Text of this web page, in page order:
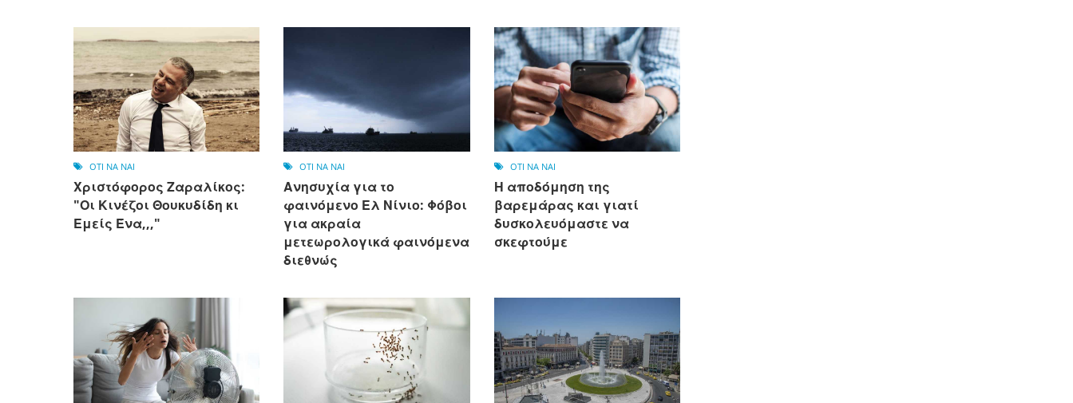
OTI NA NAI
Χριστόφορος Ζαραλίκος:
"Οι Κινέζοι Θουκυδίδη κι
Εμείς Ένα,,,"
OTI NA NAI
Ανησυχία για το
φαινόμενο Ελ Νίνιο: Φόβοι
για ακραία
μετεωρολογικά φαινόμενα
διεθνώς
OTI NA NAI
Η αποδόμηση της
βαρεμάρας και γιατί
δυσκολευόμαστε να
σκεφτούμε